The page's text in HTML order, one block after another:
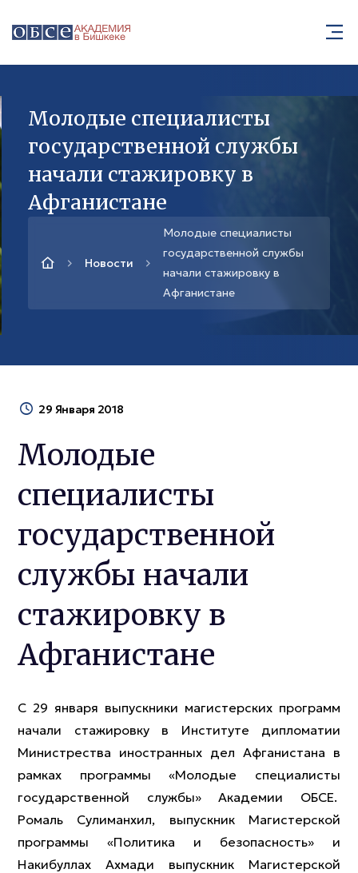
Молодые специалисты
государственной службы
начали стажировку в
Афганистане
Новости
Молодые специалисты
государственной службы
начали стажировку в
Афганистане
29 Января 2018
Молодые
специалисты
государственной
службы начали
стажировку в
Афганистане
С 29 января выпускники магистерских программ
начали стажировку в Институте дипломатии
Министрества иностранных дел Афганистана в
рамках программы «Молодые специалисты
государственной службы» Академии ОБСЕ.
Ромаль Сулиманхил, выпускник Магистерской
программы «Политика и безопасность» и
Накибуллах Ахмади выпускник Магистерской